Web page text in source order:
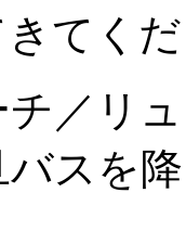
てく
／リ
スを